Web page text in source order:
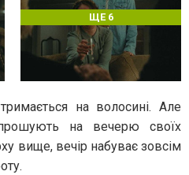
ЩЕ 6
на волосині. Але
на вечерю своїх
вище, вечір набуває зовсім